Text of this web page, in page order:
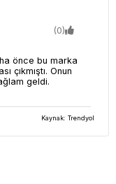
(0)
önce bu marka
çıkmıştı. Onun
geldi.
Kaynak: Trendyol